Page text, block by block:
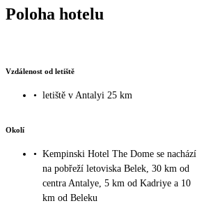
Poloha hotelu
Vzdálenost od letiště
• letiště v Antalyi 25 km
Okolí
• Kempinski Hotel The Dome se nachází
na pobřeží letoviska Belek, 30 km od
centra Antalye, 5 km od Kadriye a 10
km od Beleku